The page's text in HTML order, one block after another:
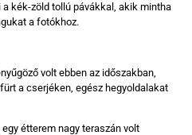
kék-zöld tollú pávákkal, akik mintha
a fotókhoz.
volt ebben az időszakban,
a cserjéken, egész hegyoldalakat
étterem nagy teraszán volt